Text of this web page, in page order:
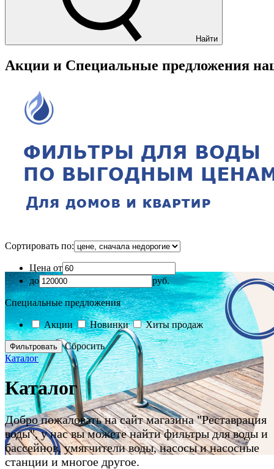
Найти
Акции и Специальные предложения
Сортировать по:
Цена от
до
руб.
Специальные предложения
Акции Новинки Хиты продаж
Cбросить
Каталог
Каталог
Добро пожаловать на сайт магазина "Реставрация
воды", у нас вы можете найти фильтры для воды и
бассейнов, умягчители воды, насосы и насосные
станции и многое другое.